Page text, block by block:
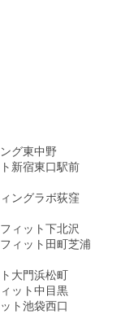
グ東中野
新宿東口駅前
ングラボ荻窪
ィット下北沢
ィット田町芝浦
大門浜松町
ット中目黒
ト池袋西口